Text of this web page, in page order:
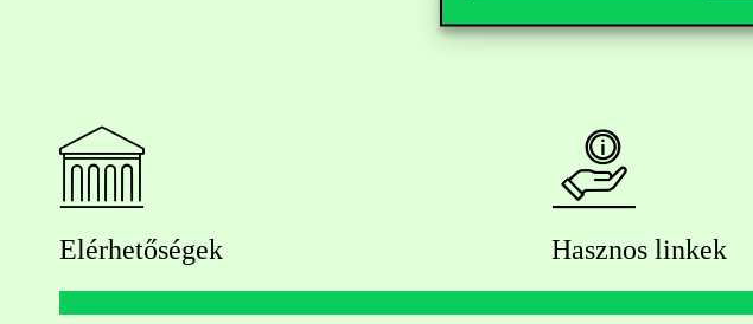
Elérhetőségek Hasznos linkek